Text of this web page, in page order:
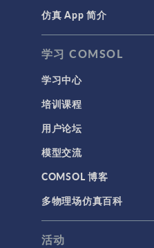
声学与振动
岩土力学
材料模型
结构力学
结构动力学
API
代理模型
仿真 App
仿真 App 简介
学习 COMSOL
学习中心
培训课程
用户论坛
模型交流
COMSOL 博客
多物理场仿真百科
活动